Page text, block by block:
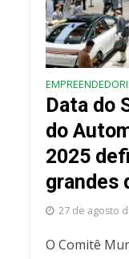
Data do
do
2025
grandes
27 de agosto
O Comitê